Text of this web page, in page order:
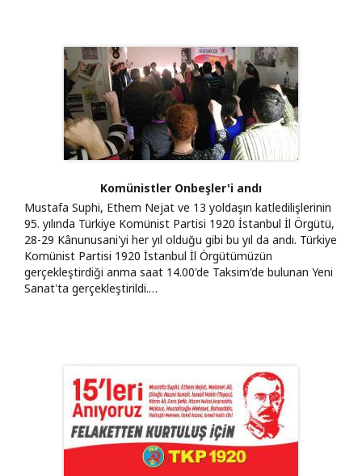
Komünistler Onbeşler'i andı
Mustafa Suphi, Ethem Nejat ve 13 yoldaşın katledilişlerinin
95. yılında Türkiye Komünist Partisi 1920 İstanbul İl Örgütü,
28-29 Kânunusani'yi her yıl olduğu gibi bu yıl da andı. Türkiye
Komünist Partisi 1920 İstanbul İl Örgütümüzün
gerçekleştirdiği anma saat 14.00'de Taksim'de bulunan Yeni
Sanat'ta gerçekleştirildi.…